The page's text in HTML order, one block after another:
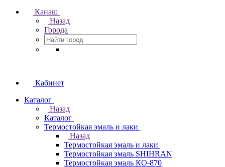
Канаш
Назад
Города
Кабинет
Каталог
Назад
Каталог
Термостойкая эмаль и лаки
Назад
Термостойкая эмаль и лаки
Термостойкая эмаль SHIHRAN
Термостойкая эмаль КО-870